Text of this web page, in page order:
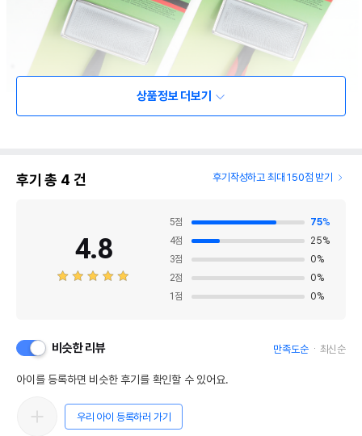
상품정보 더보기
후기 총 4 건 후기작성하고 최대 150점 받기
4.8
5점 75%
4점 25%
3점 0%
2점 0%
1 점 0%
비슷한 리뷰 만족도순 최신순
아이를 등록하면 비슷한 후기를 확인할 수 있어요.
우리 아이 등록하러 가기